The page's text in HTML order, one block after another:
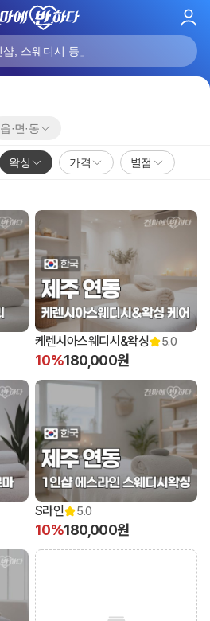
로
읍·면·동
왁싱 가격 별점
케렌시아스웨디시&왁싱 5.0
10%180,000원
S라인 5.0
10%180,000원